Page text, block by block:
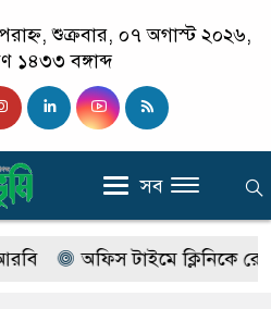
শুক্রবার, ০৭ অগাস্ট ২০২৬,
১৪৩৩ বঙ্গাব্দ
সব
অফিস টাইমে ক্লিনিকে রোগী